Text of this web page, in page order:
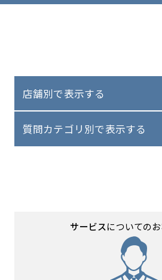
店舗別で表示する
質問カテゴリ別で表示する
サービスについての